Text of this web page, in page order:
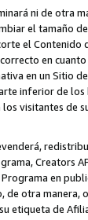
ni de otra
el tamaño
el Contenido
en
en un Sitio
inferior de
visitantes de
Creators
en
de otra
etiqueta de